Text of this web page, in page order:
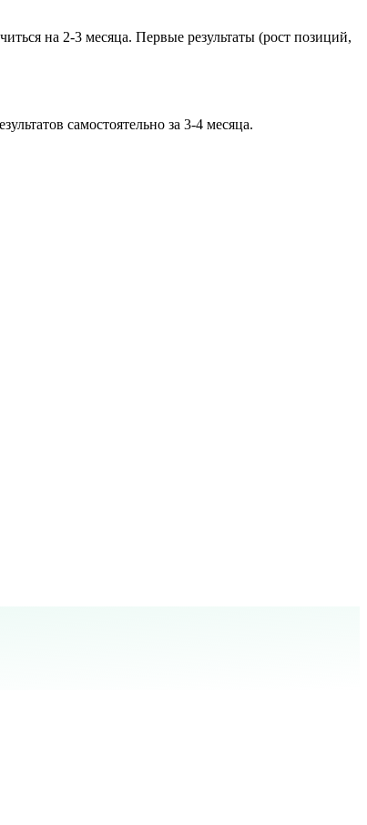
на 2-3 месяца. Первые результаты (рост позиций,
самостоятельно за 3-4 месяца.